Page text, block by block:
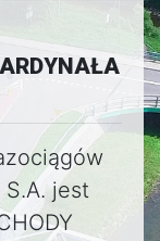
S.A. jest